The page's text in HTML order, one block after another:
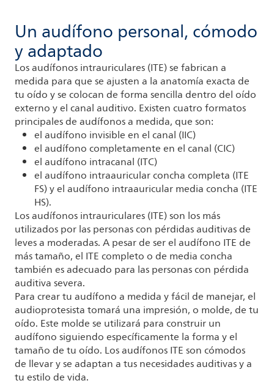
Un audífono personal, cómodo
y adaptado
Los audífonos intrauriculares (ITE) se fabrican a
medida para que se ajusten a la anatomía exacta de
tu oído y se colocan de forma sencilla dentro del oído
externo y el canal auditivo. Existen cuatro formatos
principales de audífonos a medida, que son:
el audífono invisible en el canal (IIC)
el audífono completamente en el canal (CIC)
el audífono intracanal (ITC)
el audífono intraauricular concha completa (ITE
FS) y el audífono intraauricular media concha (ITE
HS).
Los audífonos intrauriculares (ITE) son los más
utilizados por las personas con pérdidas auditivas de
leves a moderadas. A pesar de ser el audífono ITE de
más tamaño, el ITE completo o de media concha
también es adecuado para las personas con pérdida
auditiva severa.
Para crear tu audífono a medida y fácil de manejar, el
audioprotesista tomará una impresión, o molde, de tu
oído. Este molde se utilizará para construir un
audífono siguiendo específicamente la forma y el
tamaño de tu oído. Los audífonos ITE son cómodos
de llevar y se adaptan a tus necesidades auditivas y a
tu estilo de vida.